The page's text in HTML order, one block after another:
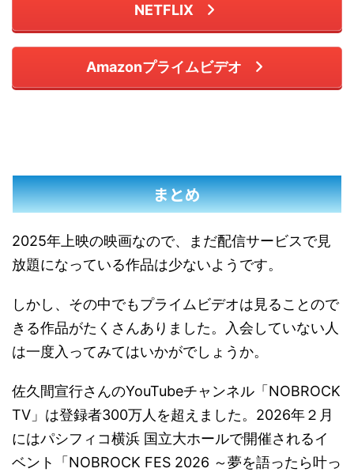
NETFLIX
Amazonプライムビデオ
まとめ
2025年上映の映画なので、まだ配信サービスで見
放題になっている作品は少ないようです。
しかし、その中でもプライムビデオは見ることので
きる作品がたくさんありました。入会していない人
は一度入ってみてはいかがでしょうか。
佐久間宣行さんのYouTubeチャンネル「NOBROCK
TV」は登録者300万人を超えました。2026年２月
にはパシフィコ横浜 国立大ホールで開催されるイ
ベント「NOBROCK FES 2026 ～夢を語ったら叶っ